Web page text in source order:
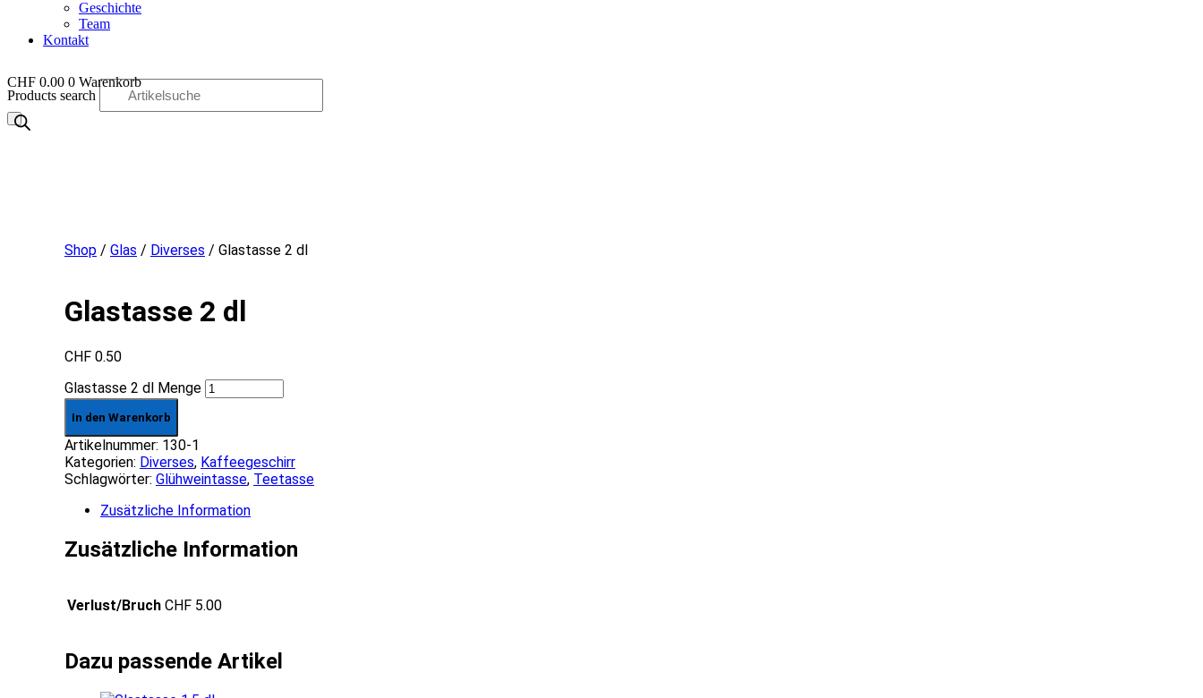
Geschichte
Team
Kontakt
CHF 0.00 0 Warenkorb
OO
Products search
Shop / Glas / Diverses / Glastasse 2 dl
Glastasse 2 dl
CHF 0.50
Glastasse 2 dl Menge
In den Warenkorb
Artikelnummer: 130-1
Kategorien: Diverses, Kaffee­­geschirr
Schlagwörter: Glühweintasse, Teetasse
Zusätzliche Information
Zusätzliche Information
Verlust/Bruch CHF 5.00